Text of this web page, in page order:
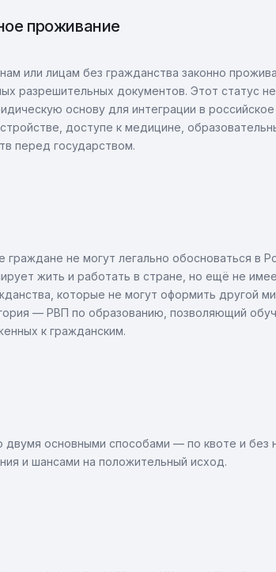
проживание
или лицам без гражданства законно
разрешительных документов. Этот статус
основу для интеграции в
доступе к медицине,
перед государством.
не могут легально обосноваться в
жить и работать в стране, но ещё не
которые не могут оформить другой
— РВП по образованию, позволяющий
к гражданским.
основными способами — по квоте и без
и шансами на положительный исход.